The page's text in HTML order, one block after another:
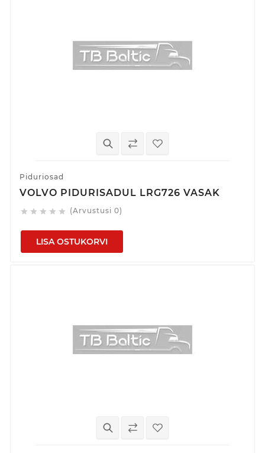
Piduriosad
VOLVO PIDURISADUL LRG726 VASAK
     (Arvustusi 0)
LISA OSTUKORVI